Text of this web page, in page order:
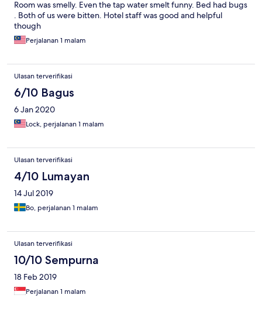
Room was smelly. Even the tap water smelt funny. Bed had bugs
. Both of us were bitten. Hotel staff was good and helpful
though
Perjalanan 1 malam
Ulasan terverifikasi
6/10 Bagus
6 Jan 2020
Lock, perjalanan 1 malam
Ulasan terverifikasi
4/10 Lumayan
14 Jul 2019
Bo, perjalanan 1 malam
Ulasan terverifikasi
10/10 Sempurna
18 Feb 2019
Perjalanan 1 malam